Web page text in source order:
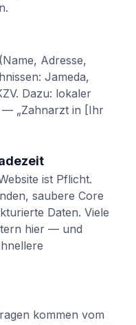
Adresse,
Jameda,
Dazu: lokaler
— „Zahnarzt in [Ihr
ist Pflicht.
saubere Core
Daten. Viele
hier — und
kommen vom